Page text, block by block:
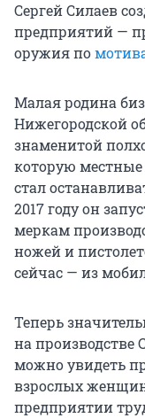
Сергей Силаев
предприятий —
оружия по
Малая родина
Нижегородской
знаменитой
которую местные
стал
2017 году он
меркам
ножей и
сейчас — из
Теперь
на производстве
можно увидеть
взрослых женщин
предприятии